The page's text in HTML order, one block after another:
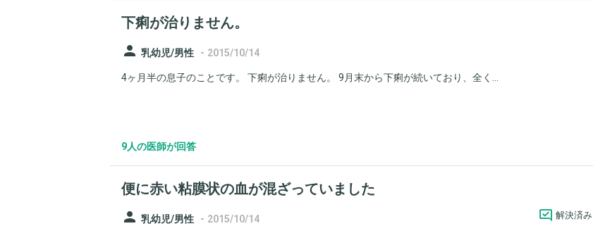
下痢が治りません。
person 乳幼児/男性 - 2015/10/14
4ヶ月半の息子のことです。 下痢が治りません。 9月末から下痢が続いており、全く...
9人の医師が回答
便に赤い粘膜状の血が混ざっていました
person 乳幼児/男性 - 2015/10/14 解決済み